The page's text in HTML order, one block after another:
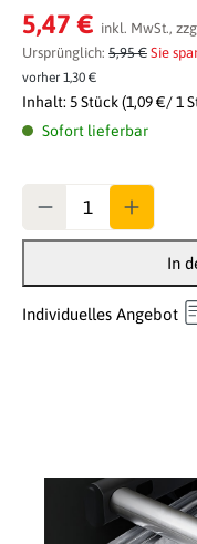
Durchschnittliche
5,47 € inkl. MwSt.,
Ursprünglich: 5,95 € Sie
vorher 1,30 €
Inhalt: 5 Stück(1,09 €/ 1
Sofort lieferbar
In
Individuelles Angebot